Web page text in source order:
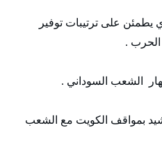
على ترتيبات توفير
الحرب .
الشعب السوداني .
بمواقف الكويت مع الشعب